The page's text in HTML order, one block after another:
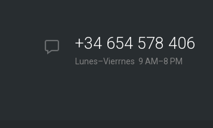
+34 654 578 406
Lunes–Vierrnes 9 AM–8 PM